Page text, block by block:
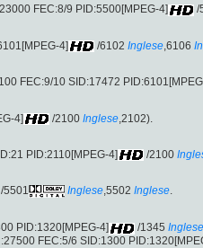
FEC:8/9 PID:5500[MPEG-4] /
4] /6102 Inglese,6106
FEC:9/10 SID:17472
4] /2100 Inglese,2102).
PID:2110[MPEG-4] /2100
/5501 Inglese,5502 Inglese.
PID:1320[MPEG-4] /1345 Inglese
FEC:5/6 SID:1300